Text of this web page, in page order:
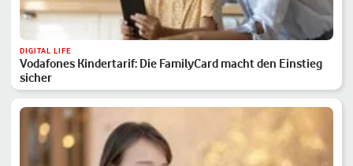
DIGITAL LIFE
Vodafones Kindertarif: Die FamilyCard macht den Einstieg
sicher